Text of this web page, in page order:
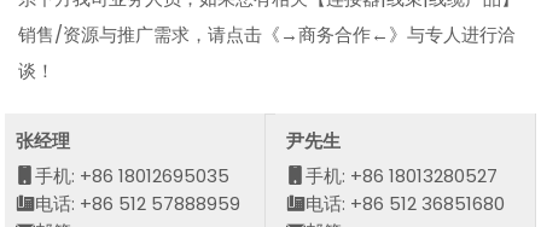
销售/资源与推广需求，请点击《→商务合作←》与专人进行洽
谈！
张经理
手机: +86 18012695035
电话: +86 512 57888959
尹先生
手机: +86 18013280527
电话: +86 512 36851680